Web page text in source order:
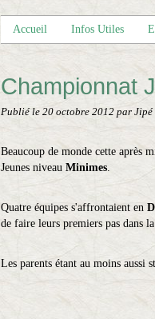
Accueil Infos Utiles
Championnat
Publié le 20 octobre 2012 par Jipé
Beaucoup de monde cette après
Jeunes niveau Minimes.
Quatre équipes s'affrontaient en
de faire leurs premiers pas dans
Les parents étant au moins aussi